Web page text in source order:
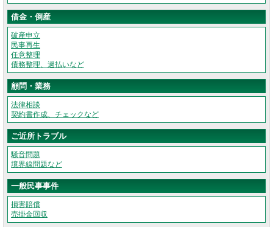
借金・倒産
破産申立
民事再生
任意整理
債務整理、過払いなど
顧問・業務
法律相談
契約書作成、チェックなど
ご近所トラブル
騒音問題
境界線問題など
一般民事事件
損害賠償
売掛金回収